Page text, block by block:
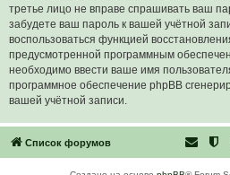
третье лицо не вправе спрашивать ваш
забудете ваш пароль к вашей учётной
воспользоваться функцией
предусмотренной программным
необходимо ввести ваше имя
программное обеспечение phpBB
вашей учётной записи.
Список форумов